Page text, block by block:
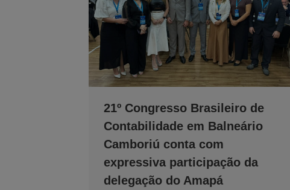
21º Congresso Brasileiro de
Contabilidade em Balneário
Camboriú conta com
expressiva participação da
delegação do Amapá